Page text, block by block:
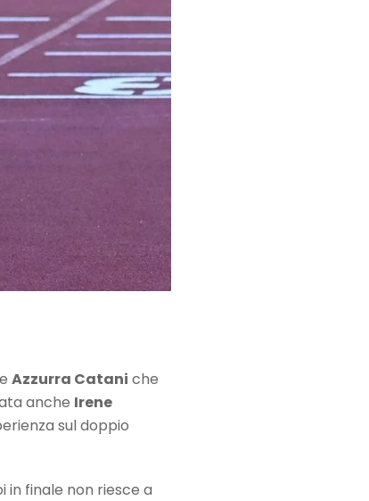
Azzurra Catani che
anche Irene
sul doppio
in finale non riesce a